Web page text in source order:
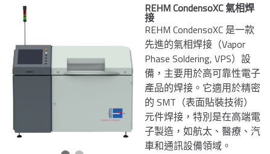
REHM CondensoXC 氣相焊
接
REHM CondensoXC 是一款
先進的氣相焊接（Vapor
Phase Soldering, VPS）設
備，主要用於高可靠性電子
產品的焊接。它適用於精密
的 SMT（表面貼裝技術）
元件焊接，特別是在高端電
子製造，如航太、醫療、汽
車和通訊設備領域。